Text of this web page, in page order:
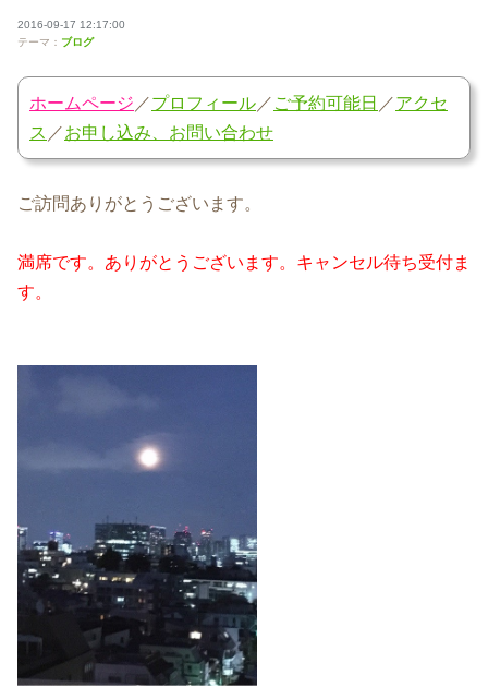
2016-09-17 12:17:00
テーマ： ブログ
ホームページ ／プロフィール ／ ご予約可能日 ／アクセ
ス ／お申し込み、お問い合わせ
ご訪問ありがとうございます。
満席です。ありがとうございます。キャンセル待ち受付ま
す。